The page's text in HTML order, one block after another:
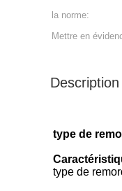
la norme:
Mettre en
type de
type de